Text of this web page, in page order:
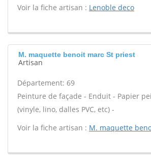
Voir la fiche artisan : Lenoble deco
M. maquette benoit marc St priest
Artisan
Département: 69
Peinture de façade - Enduit - Papier
(vinyle, lino, dalles PVC, etc) -
Voir la fiche artisan : M. maquette